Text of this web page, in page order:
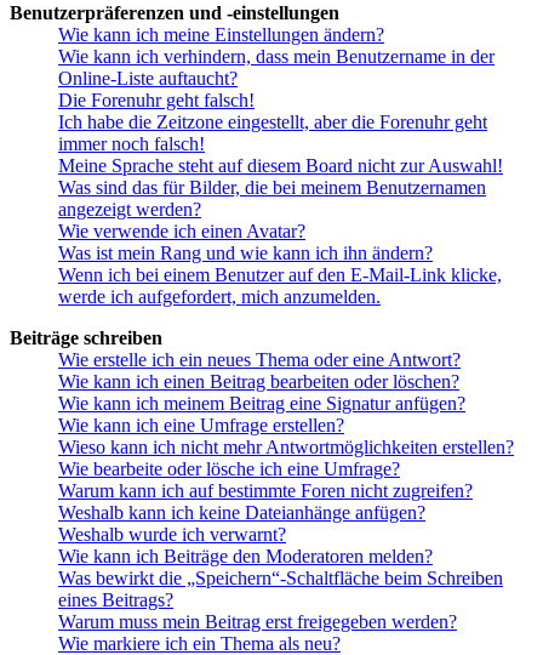
Benutzerpräferenzen und -einstellungen
Wie kann ich meine Einstellungen ändern?
Wie kann ich verhindern, dass mein Benutzername in der
Online-Liste auftaucht?
Die Forenuhr geht falsch!
Ich habe die Zeitzone eingestellt, aber die Forenuhr geht
immer noch falsch!
Meine Sprache steht auf diesem Board nicht zur Auswahl!
Was sind das für Bilder, die bei meinem Benutzernamen
angezeigt werden?
Wie verwende ich einen Avatar?
Was ist mein Rang und wie kann ich ihn ändern?
Wenn ich bei einem Benutzer auf den E-Mail-Link klicke,
werde ich aufgefordert, mich anzumelden.
Beiträge schreiben
Wie erstelle ich ein neues Thema oder eine Antwort?
Wie kann ich einen Beitrag bearbeiten oder löschen?
Wie kann ich meinem Beitrag eine Signatur anfügen?
Wie kann ich eine Umfrage erstellen?
Wieso kann ich nicht mehr Antwortmöglichkeiten erstellen?
Wie bearbeite oder lösche ich eine Umfrage?
Warum kann ich auf bestimmte Foren nicht zugreifen?
Weshalb kann ich keine Dateianhänge anfügen?
Weshalb wurde ich verwarnt?
Wie kann ich Beiträge den Moderatoren melden?
Was bewirkt die „Speichern“-Schaltfläche beim Schreiben
eines Beitrags?
Warum muss mein Beitrag erst freigegeben werden?
Wie markiere ich ein Thema als neu?